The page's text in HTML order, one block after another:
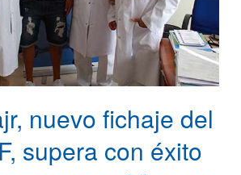
nuevo fichaje del
supera con éxito